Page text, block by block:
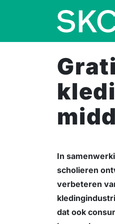
In
scholieren
verbeteren
dat ook